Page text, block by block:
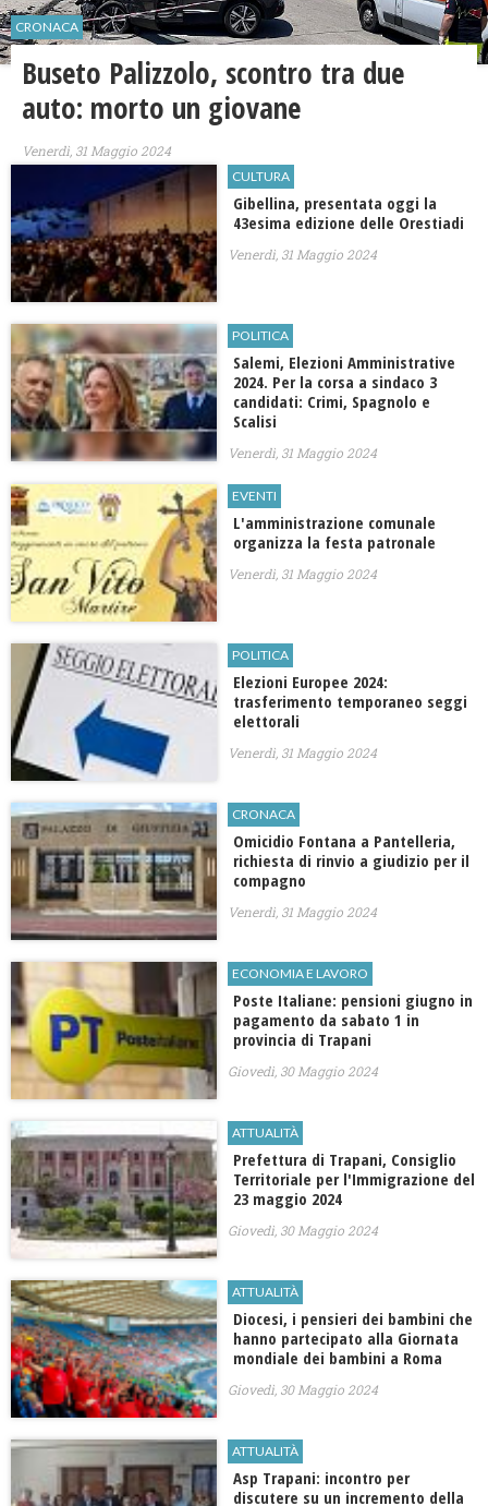
CRONACA
Buseto Palizzolo, scontro tra due
auto: morto un giovane
Venerdì, 31 Maggio 2024
CULTURA
Gibellina, presentata oggi la
43esima edizione delle Orestiadi
Venerdì, 31 Maggio 2024
POLITICA
Salemi, Elezioni Amministrative
2024. Per la corsa a sindaco 3
candidati: Crimi, Spagnolo e
Scalisi
Venerdì, 31 Maggio 2024
EVENTI
L'amministrazione comunale
organizza la festa patronale
Venerdì, 31 Maggio 2024
POLITICA
Elezioni Europee 2024:
trasferimento temporaneo seggi
elettorali
Venerdì, 31 Maggio 2024
CRONACA
Omicidio Fontana a Pantelleria,
richiesta di rinvio a giudizio per il
compagno
Venerdì, 31 Maggio 2024
ECONOMIA E LAVORO
Poste Italiane: pensioni giugno in
pagamento da sabato 1 in
provincia di Trapani
Giovedì, 30 Maggio 2024
ATTUALITÀ
Prefettura di Trapani, ​Consiglio
Territoriale per l'Immigrazione del
23 maggio 2024
Giovedì, 30 Maggio 2024
ATTUALITÀ
Diocesi, i pensieri dei bambini che
hanno partecipato alla Giornata
mondiale dei bambini a Roma
Giovedì, 30 Maggio 2024
ATTUALITÀ
Asp Trapani: incontro per
discutere su un incremento della